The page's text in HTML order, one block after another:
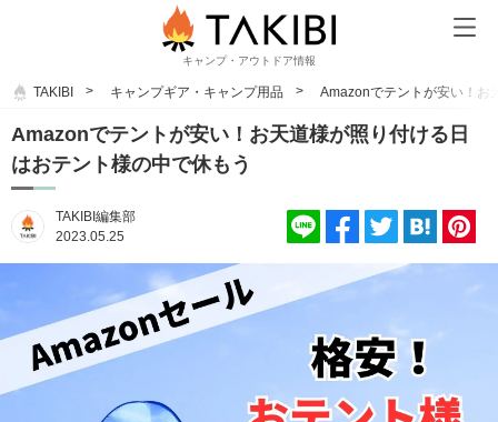
キャンプ・アウトドア情報
TAKIBI キャンプギア・キャンプ用品 Amazonでテントが安い！お
Amazonでテントが安い！お天道様が照り付ける日
はおテント様の中で休もう
TAKIBI編集部
2023.05.25